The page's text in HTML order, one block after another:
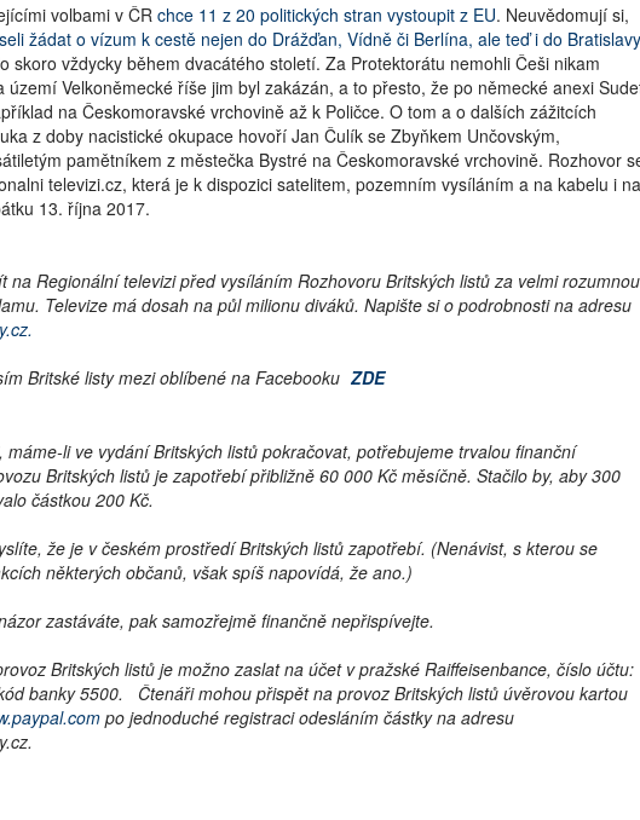
volbami v ČR chce 11 z 20 politických stran vystoupit z EU. Neuvědomují si,
žádat o vízum k cestě nejen do Drážďan, Vídně či Berlína, ale teď i do Bratislavy
skoro vždycky během dvacátého století. Za Protektorátu nemohli Češi nikam
území Velkoněmecké říše jim byl zakázán, a to přesto, že po německé anexi
na Českomoravské vrchovině až k Poličce. O tom a o dalších zážitcích
z doby nacistické okupace hovoří Jan Čulík se Zbyňkem Unčovským,
pamětníkem z městečka Bystré na Českomoravské vrchovině. Rozhovor
televizi.cz, která je k dispozici satelitem, pozemním vysíláním a na kabelu i na
13. října 2017.
na Regionální televizi před vysíláním Rozhovoru Britských listů za velmi rozumnou
Televize má dosah na půl milionu diváků. Napište si o podrobnosti na adresu
Britské listy mezi oblíbené na Facebooku ZDE
máme-li ve vydání Britských listů pokračovat, potřebujeme trvalou finanční
Britských listů je zapotřebí přibližně 60 000 Kč měsíčně. Stačilo by, aby 300
částkou 200 Kč.
že je v českém prostředí Britských listů zapotřebí. (Nenávist, s kterou se
některých občanů, však spíš napovídá, že ano.)
zastáváte, pak samozřejmě finančně nepřispívejte.
Britských listů je možno zaslat na účet v pražské Raiffeisenbance, číslo účtu:
banky 5500. Čtenáři mohou přispět na provoz Britských listů úvěrovou kartou
po jednoduché registraci odesláním částky na adresu